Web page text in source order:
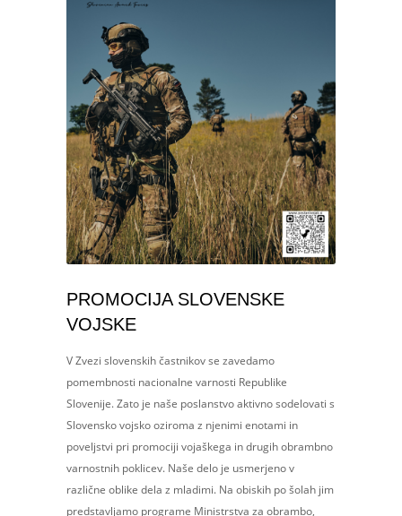
PROMOCIJA SLOVENSKE
VOJSKE
V Zvezi slovenskih častnikov se zavedamo
pomembnosti nacionalne varnosti Republike
Slovenije. Zato je naše poslanstvo aktivno sodelovati s
Slovensko vojsko oziroma z njenimi enotami in
poveljstvi pri promociji vojaškega in drugih obrambno
varnostnih poklicev. Naše delo je usmerjeno v
različne oblike dela z mladimi. Na obiskih po šolah jim
predstavljamo programe Ministrstva za obrambo,